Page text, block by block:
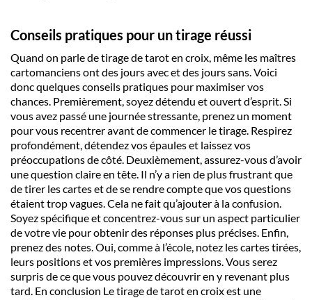
Conseils pratiques pour un tirage réussi
Quand on parle de tirage de tarot en croix, même les maîtres
cartomanciens ont des jours avec et des jours sans. Voici
donc quelques conseils pratiques pour maximiser vos
chances. Premièrement, soyez détendu et ouvert d’esprit. Si
vous avez passé une journée stressante, prenez un moment
pour vous recentrer avant de commencer le tirage. Respirez
profondément, détendez vos épaules et laissez vos
préoccupations de côté. Deuxièmement, assurez-vous d’avoir
une question claire en tête. Il n’y a rien de plus frustrant que
de tirer les cartes et de se rendre compte que vos questions
étaient trop vagues. Cela ne fait qu’ajouter à la confusion.
Soyez spécifique et concentrez-vous sur un aspect particulier
de votre vie pour obtenir des réponses plus précises. Enfin,
prenez des notes. Oui, comme à l’école, notez les cartes tirées,
leurs positions et vos premières impressions. Vous serez
surpris de ce que vous pouvez découvrir en y revenant plus
tard. En conclusion Le tirage de tarot en croix est une